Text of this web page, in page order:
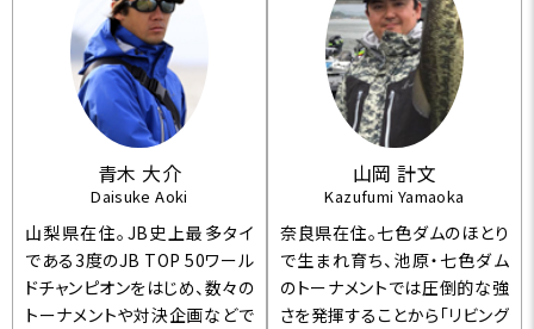
青木 大介
Daisuke Aoki
山梨県在住。JB史上最多タイ
である3度のJB TOP 50ワール
ドチャンピオンをはじめ、数々の
トーナメントや対決企画などで
山岡 計文
Kazufumi Yamaoka
奈良県在住。七色ダムのほとり
で生まれ育ち、池原・七色ダム
のトーナメントでは圧倒的な強
さを発揮することから「リビング